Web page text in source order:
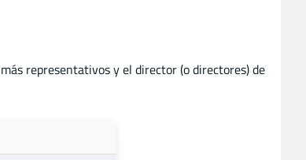
representativos y el director (o directores) de